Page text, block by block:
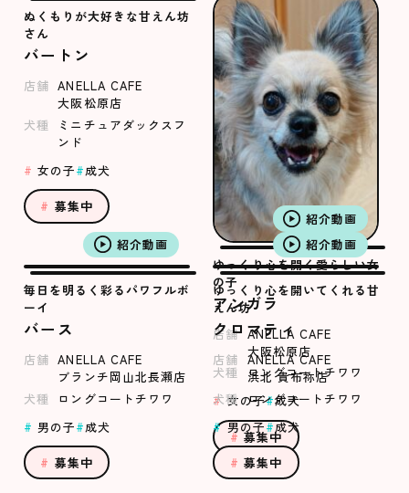
ぬくもりが大好きな甘えん坊
さん
バートン
店舗 ANELLA CAFE
大阪松原店
犬種
ミニチュアダックスフ
ンド
女の子
成犬
募集中
紹介動画
ゆっくり心を開く愛らしい女
の子
アンガラ
店舗 ANELLA CAFE
大阪松原店
犬種
ロングコートチワワ
女の子 成犬
募集中
紹介動画
毎日を明るく彩るパワフルボ
ーイ
バース
店舗 ANELLA CAFE
ブランチ岡山北長瀬店
犬種
ロングコートチワワ
男の子
成犬
募集中
紹介動画
ゆっくり心を開いてくれる甘
えん坊
クロマティ
店舗 ANELLA CAFE
浜北 貴布祢店
犬種 ロングコートチワワ
男の子 成犬
募集中